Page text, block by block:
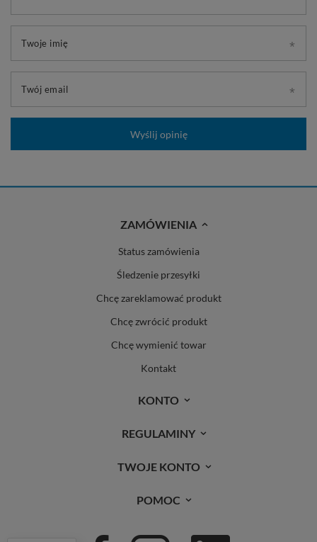
Twoje imię
Twój email
Wyślij opinię
ZAMÓWIENIA
Status zamówienia
Śledzenie przesyłki
Chcę zareklamować produkt
Chcę zwrócić produkt
Chcę wymienić towar
Kontakt
KONTO
REGULAMINY
TWOJE KONTO
POMOC